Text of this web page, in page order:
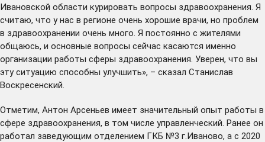
Ивановской области курировать вопросы здравоохранения. Я
считаю, что у нас в регионе очень хорошие врачи, но проблем
в здравоохранении очень много. Я постоянно с жителями
общаюсь, и основные вопросы сейчас касаются именно
организации работы сферы здравоохранения. Уверен, что вы
эту ситуацию способны улучшить», – сказал Станислав
Воскресенский.
Отметим, Антон Арсеньев имеет значительный опыт работы в
сфере здравоохранения, в том числе управленческий. Ранее он
работал заведующим отделением ГКБ №3 г.Иваново, а с 2020